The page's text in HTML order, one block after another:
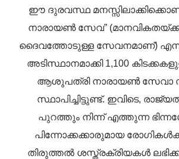
ഈ ദുരവസ്ഥ
നാരായൺ സേവ”
ദൈവത്തോടുള്ള സേവനമാണ്) എന്ന
അടിസ്ഥാനമാക്കി 1,100
ആശുപത്രി നാരായൺ
സ്ഥാപിച്ചിട്ടുണ്ട്. ഇവിടെ,
പുറത്തും നിന്ന് എത്തുന്ന
പിന്നോക്കക്കാരുമായ
തിരുത്തൽ ശസ്ത്രക്രിയകൾ